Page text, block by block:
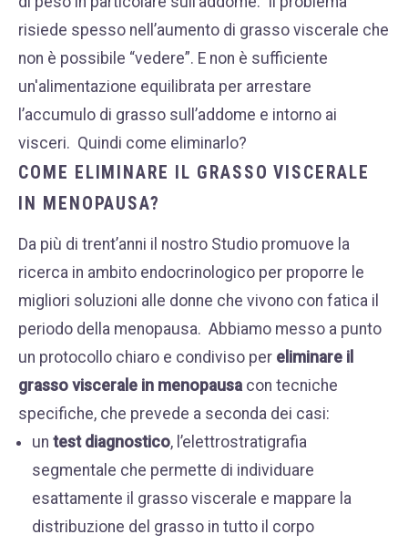
risiede spesso nell’aumento di grasso viscerale che
non è possibile “vedere”. E non è sufficiente
un'alimentazione equilibrata per arrestare
l’accumulo di grasso sull’addome e intorno ai
visceri. Quindi come eliminarlo?
COME ELIMINARE IL GRASSO VISCERALE
IN MENOPAUSA?
Da più di trent’anni il nostro Studio promuove la
ricerca in ambito endocrinologico per proporre le
migliori soluzioni alle donne che vivono con fatica il
periodo della menopausa. Abbiamo messo a punto
un protocollo chiaro e condiviso per eliminare il
grasso viscerale in menopausa con tecniche
specifiche, che prevede a seconda dei casi:
un test diagnostico, l’elettrostratigrafia
segmentale che permette di individuare
esattamente il grasso viscerale e mappare la
distribuzione del grasso in tutto il corpo